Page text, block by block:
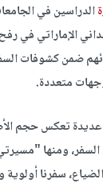
الدراسين في
الإماراتي في
ضمن كشوفات
متعددة.
عديدة تعكس حجم
ومنها
سفرنا أولوية